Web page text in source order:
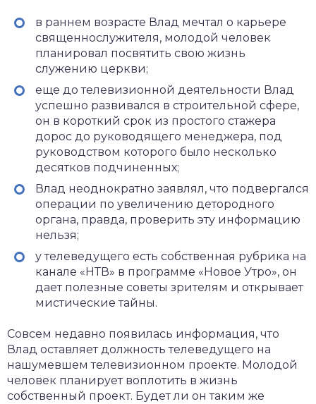
в раннем возрасте Влад мечтал о карьере
священнослужителя, молодой человек
планировал посвятить свою жизнь
служению церкви;
еще до телевизионной деятельности Влад
успешно развивался в строительной сфере,
он в короткий срок из простого стажера
дорос до руководящего менеджера, под
руководством которого было несколько
десятков подчиненных;
Влад неоднократно заявлял, что подвергался
операции по увеличению детородного
органа, правда, проверить эту информацию
нельзя;
у телеведущего есть собственная рубрика на
канале «НТВ» в программе «Новое Утро», он
дает полезные советы зрителям и открывает
мистические тайны.
Совсем недавно появилась информация, что
Влад оставляет должность телеведущего на
нашумевшем телевизионном проекте. Молодой
человек планирует воплотить в жизнь
собственный проект. Будет ли он таким же